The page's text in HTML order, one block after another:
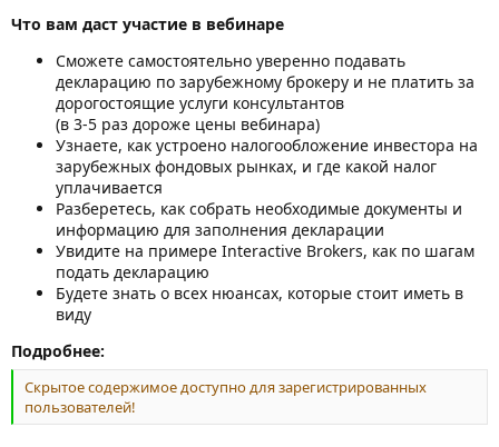
Что вам даст участие в вебинаре
Сможете самостоятельно уверенно подавать
декларацию по зарубежному брокеру и не платить за
дорогостоящие услуги консультантов
(в 3-5 раз дороже цены вебинара)
Узнаете, как устроено налогообложение инвестора на
зарубежных фондовых рынках, и где какой налог
уплачивается
Разберетесь, как собрать необходимые документы и
информацию для заполнения декларации
Увидите на примере Interactive Brokers, как по шагам
подать декларацию
Будете знать о всех нюансах, которые стоит иметь в
виду
Подробнее:
Скрытое содержимое доступно для зарегистрированных
пользователей!